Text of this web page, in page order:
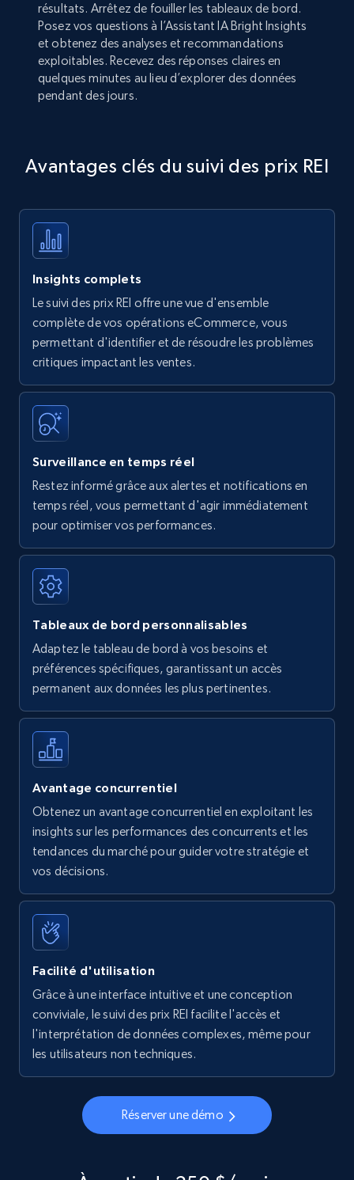
résultats. Arrêtez de fouiller les tableaux de bord.
Posez vos questions à l’Assistant IA Bright Insights
et obtenez des analyses et recommandations
exploitables. Recevez des réponses claires en
quelques minutes au lieu d’explorer des données
pendant des jours.
Avantages clés du suivi des prix REI
Insights complets
Le suivi des prix REI offre une vue d'ensemble
complète de vos opérations eCommerce, vous
permettant d'identifier et de résoudre les problèmes
critiques impactant les ventes.
Surveillance en temps réel
Restez informé grâce aux alertes et notifications en
temps réel, vous permettant d'agir immédiatement
pour optimiser vos performances.
Tableaux de bord personnalisables
Adaptez le tableau de bord à vos besoins et
préférences spécifiques, garantissant un accès
permanent aux données les plus pertinentes.
Avantage concurrentiel
Obtenez un avantage concurrentiel en exploitant les
insights sur les performances des concurrents et les
tendances du marché pour guider votre stratégie et
vos décisions.
Facilité d'utilisation
Grâce à une interface intuitive et une conception
conviviale, le suivi des prix REI facilite l'accès et
l'interprétation de données complexes, même pour
les utilisateurs non techniques.
Réserver une démo